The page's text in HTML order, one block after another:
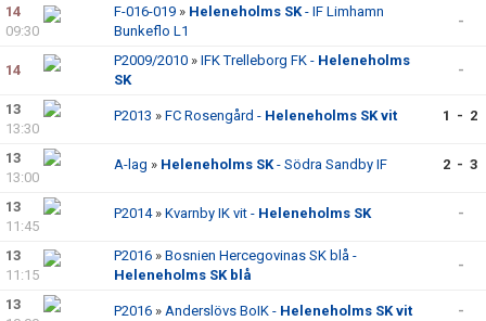
14
09:30
F-016-019 » Heleneholms SK- IF Limhamn
Bunkeflo L1
-
14
P2009/2010 » IFK Trelleborg FK - Heleneholms
SK
-
13
13:30
P2013 » FC Rosengård - Heleneholms SK vit 1 - 2
13
13:00
A-lag » Heleneholms SK- Södra Sandby IF 2 - 3
13
11:45
P2014» Kvarnby IK vit - Heleneholms SK -
13
11:15
P2016 » Bosnien Hercegovinas SK blå -
Heleneholms SK blå
-
13
P2016 » Anderslövs BoIK - Heleneholms SK vit -